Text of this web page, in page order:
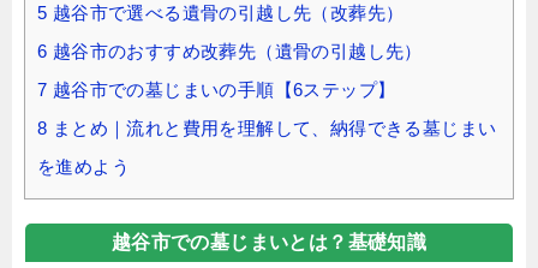
5 越谷市で選べる遺骨の引越し先（改葬先）
6 越谷市のおすすめ改葬先（遺骨の引越し先）
7 越谷市での墓じまいの手順【6ステップ】
8 まとめ｜流れと費用を理解して、納得できる墓じまい
を進めよう
越谷市での墓じまいとは？基礎知識